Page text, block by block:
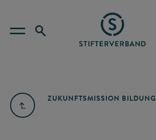
ZUKUNFTSMISSION BILDUNG